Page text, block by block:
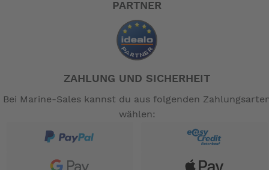
PARTNER
ZAHLUNG UND SICHERHEIT
Bei Marine-Sales kannst du aus folgenden
wählen: